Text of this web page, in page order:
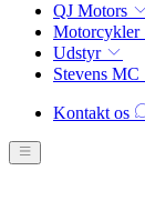
QJ Motors
Motorcykler
Udstyr
Stevens MC
Kontakt os